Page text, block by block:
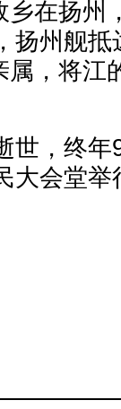
在扬州
扬州舰抵
，将江
世，终
大会堂